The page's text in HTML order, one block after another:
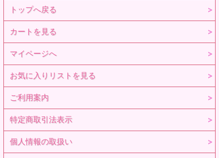
トップへ戻る
カートを見る
マイページへ
お気に入りリストを見る
ご利用案内
特定商取引法表示
個人情報の取扱い